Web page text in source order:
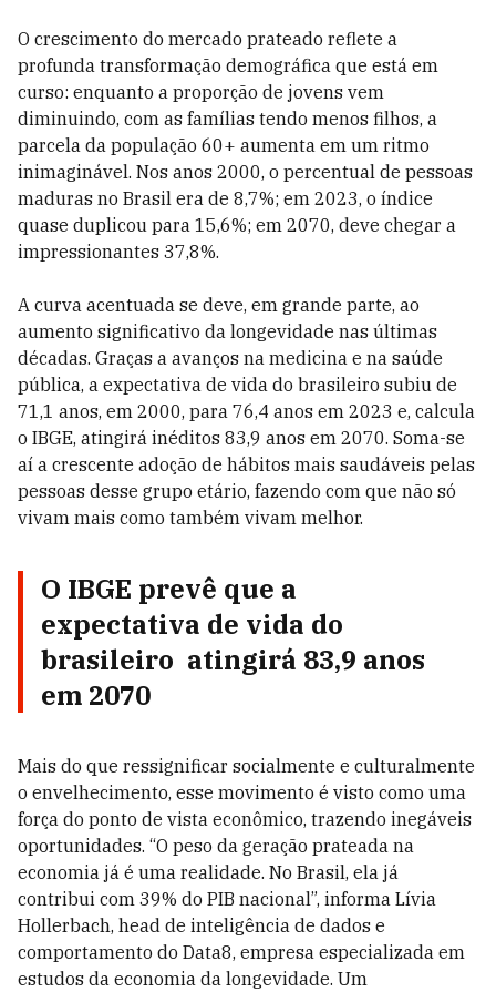
O crescimento do mercado prateado reflete a
profunda transformação demográfica que está em
curso: enquanto a proporção de jovens vem
diminuindo, com as famílias tendo menos filhos, a
parcela da população 60+ aumenta em um ritmo
inimaginável. Nos anos 2000, o percentual de pessoas
maduras no Brasil era de 8,7%; em 2023, o índice
quase duplicou para 15,6%; em 2070, deve chegar a
impressionantes 37,8%.
A curva acentuada se deve, em grande parte, ao
aumento significativo da longevidade nas últimas
décadas. Graças a avanços na medicina e na saúde
pública, a expectativa de vida do brasileiro subiu de
71,1 anos, em 2000, para 76,4 anos em 2023 e, calcula
o IBGE, atingirá inéditos 83,9 anos em 2070. Soma-se
aí a crescente adoção de hábitos mais saudáveis pelas
pessoas desse grupo etário, fazendo com que não só
vivam mais como também vivam melhor.
O IBGE prevê que a
expectativa de vida do
brasileiro atingirá 83,9 anos
em 2070
Mais do que ressignificar socialmente e culturalmente
o envelhecimento, esse movimento é visto como uma
força do ponto de vista econômico, trazendo inegáveis
oportunidades. “O peso da geração prateada na
economia já é uma realidade. No Brasil, ela já
contribui com 39% do PIB nacional”, informa Lívia
Hollerbach, head de inteligência de dados e
comportamento do Data8, empresa especializada em
estudos da economia da longevidade. Um